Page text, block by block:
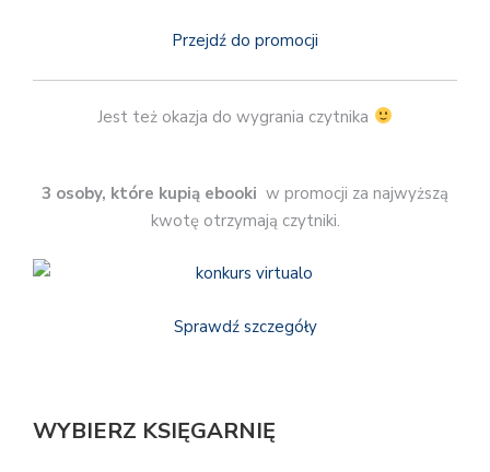
Przejdź do promocji
Jest też okazja do wygrania czytnika
3 osoby, które kupią ebooki w promocji za najwyższą
kwotę otrzymają czytniki.
Sprawdź szczegóły
WYBIERZ KSIĘGARNIĘ